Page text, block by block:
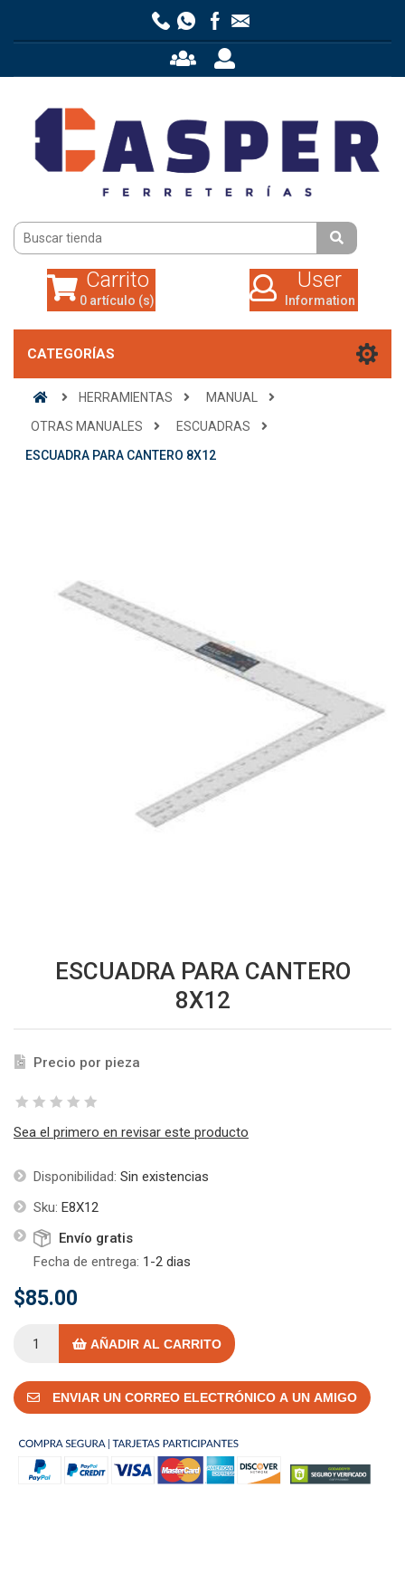
0 artículo (s)
Carrito
0 artículo (s)
User
Information
CATEGORÍAS
HERRAMIENTAS
MANUAL
OTRAS MANUALES
ESCUADRAS
ESCUADRA PARA CANTERO 8X12
ESCUADRA PARA CANTERO
8X12
Precio por pieza
Sea el primero en revisar este producto
Disponibilidad: Sin existencias
Sku: E8X12
Envío gratis
Fecha de entrega: 1-2 dias
$85.00
AÑADIR AL CARRITO
ENVIAR UN CORREO ELECTRÓNICO A UN AMIGO